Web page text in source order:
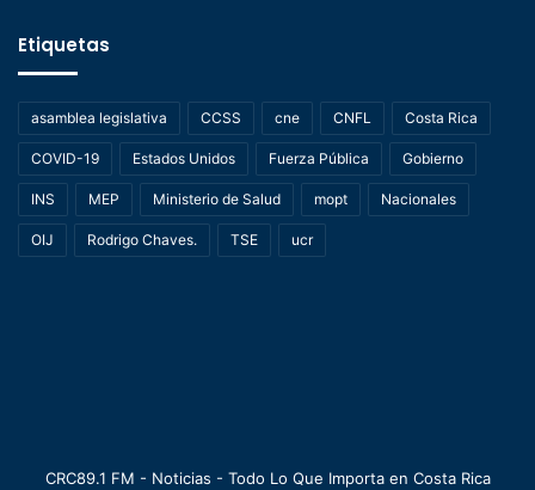
Etiquetas
asamblea legislativa CCSS cne CNFL Costa Rica
COVID-19 Estados Unidos Fuerza Pública Gobierno
INS MEP Ministerio de Salud mopt Nacionales
OIJ Rodrigo Chaves. TSE ucr
CRC89.1 FM - Noticias - Todo Lo Que Importa en Costa Rica